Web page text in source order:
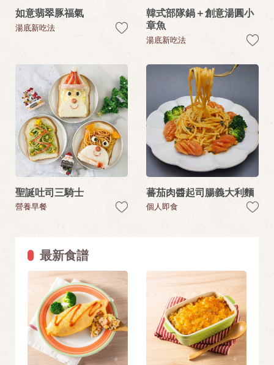
如意翡翠豚福氣
湯底新吃法
韓式部隊鍋＋創意湯圓小
章魚
湯底新吃法
聖誕吐司三騎士
營養早餐
蕃茄肉醬起司腸義大利麵
個人即食
最新食譜